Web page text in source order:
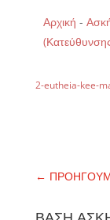
Αρχική -
2-eutheia-kee-
←